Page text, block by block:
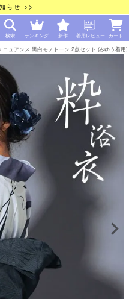
らせ >>
検索 ランキング 新作 着用レビュー カート
ュアンス 黒白モノトーン 2点セット (みゆう着